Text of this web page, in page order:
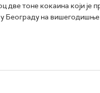
тоне кокаина који је
Београду на вишегодишње